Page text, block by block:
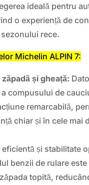
ideală pentru
o experiență de
rece.
Michelin ALPIN 7:
și gheață:
compusului de
remarcabilă,
chiar și în cele mai
eficientă și stabilitate
benzii de rulare
topită,